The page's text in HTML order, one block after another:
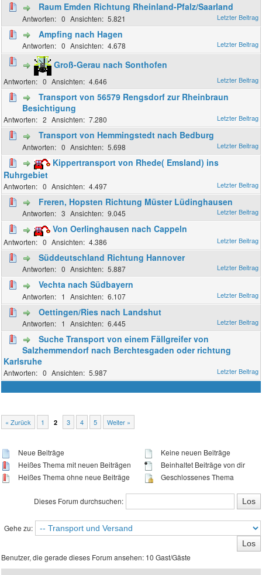
Raum Emden Richtung Rheinland-Pfalz/Saarland
0 5.821
Ampfing nach Hagen
0 4.678
Groß-Gerau nach Sonthofen
0 4.646
Transport von 56579 Rengsdorf zur Rheinbraun
Besichtigung
2 7.280
Transport von Hemmingstedt nach Bedburg
0 5.698
Kippertransport von Rhede( Emsland) ins
Ruhrgebiet
0 4.497
Freren, Hopsten Richtung Müster Lüdinghausen
3 9.045
Von Oerlinghausen nach Cappeln
0 4.386
Süddeutschland Richtung Hannover
0 5.887
Vechta nach Südbayern
1 6.107
Oettingen/Ries nach Landshut
1 6.445
Suche Transport von einem Fällgreifer von
Salzhemmendorf nach Berchtesgaden oder richtung
Karlsruhe
0 5.987
« Zurück 1 2 3 4 5 Weiter »
Neue Beiträge
Heißes Thema mit neuen Beiträgen
Heißes Thema ohne neue Beiträge
Keine neuen Beiträge
Beinhaltet Beiträge von dir
Geschlossenes Thema
Dieses Forum durchsuchen:
Gehe zu:
Benutzer, die gerade dieses Forum ansehen: 10 Gast/Gäste